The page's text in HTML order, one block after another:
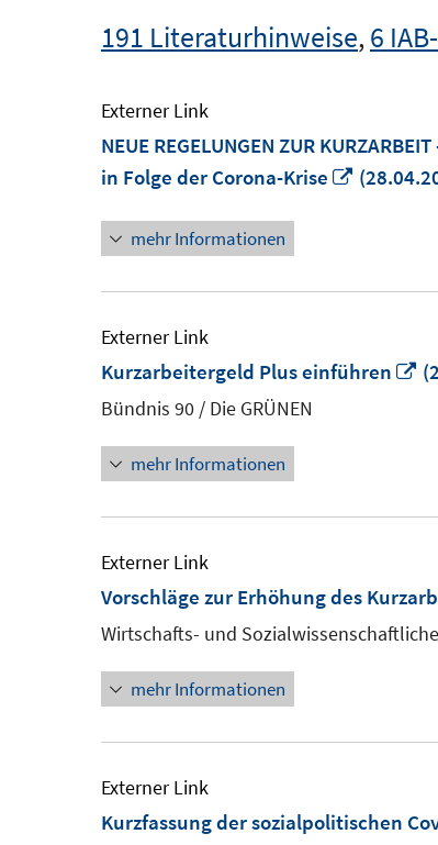
191 Literaturhinweise,6
Externer Link
NEUE REGELUNGEN ZUR
in Folge der Corona-Krise
In
mehr Informationen
Externer Link
Kurzarbeitergeld Plus einführen
In
Bündnis 90 / Die GRÜNEN
mehr Informationen
Externer Link
Vorschläge zur Erhöhung des
Wirtschafts- und
mehr Informationen
Externer Link
Kurzfassung der sozialpolitischen